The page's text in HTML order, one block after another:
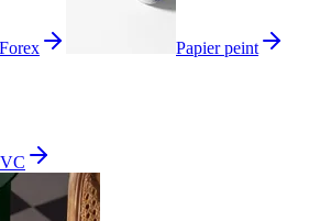
Papier peint